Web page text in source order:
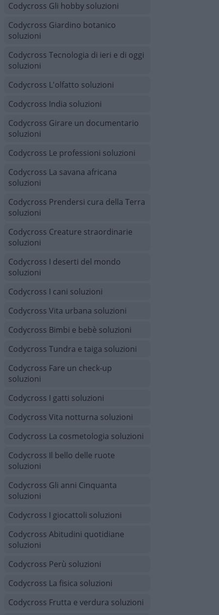
Codycross Gli hobby soluzioni
Codycross Giardino botanico
soluzioni
Codycross Tecnologia di ieri e di oggi
soluzioni
Codycross L'olfatto soluzioni
Codycross India soluzioni
Codycross Girare un documentario
soluzioni
Codycross Le professioni soluzioni
Codycross La savana africana
soluzioni
Codycross Prendersi cura della Terra
soluzioni
Codycross Creature straordinarie
soluzioni
Codycross I deserti del mondo
soluzioni
Codycross I cani soluzioni
Codycross Vita urbana soluzioni
Codycross Bimbi e bebè soluzioni
Codycross Tundra e taiga soluzioni
Codycross Fare un check-up
soluzioni
Codycross I gatti soluzioni
Codycross Vita notturna soluzioni
Codycross La cosmetologia soluzioni
Codycross Il bello delle ruote
soluzioni
Codycross Gli anni Cinquanta
soluzioni
Codycross I giocattoli soluzioni
Codycross Abitudini quotidiane
soluzioni
Codycross Perù soluzioni
Codycross La fisica soluzioni
Codycross Frutta e verdura soluzioni